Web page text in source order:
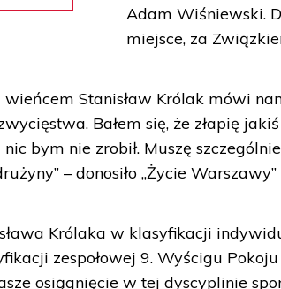
Adam Wiśniewski.
miejsce, za
Stanisław Królak mówi
Bałem się, że złapię
bym nie zrobił. Muszę
– donosiło „Życie
Królaka w klasyfikacji
zespołowej 9. Wyścigu
osiągnięcie w tej dyscyplinie